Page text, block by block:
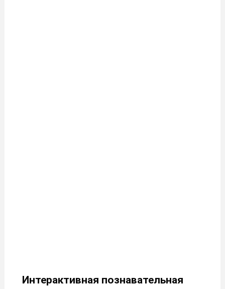
Интерактивная познавательная